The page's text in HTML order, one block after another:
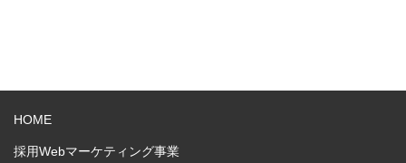
HOME
採用Webマーケティング事業